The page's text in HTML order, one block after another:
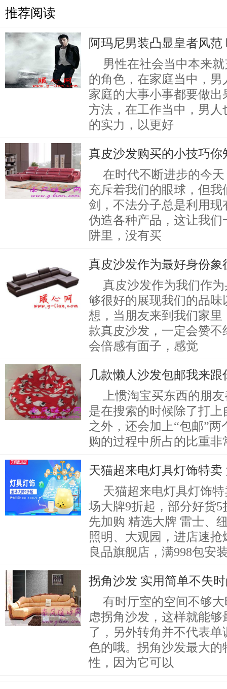
推荐阅读
阿玛尼男装凸显皇者风范
男性在社会当中本来
的角色，在家庭当中，
家庭的大事小事都要做
方法，在工作当中，男
的实力，以更好
真皮沙发购买的小技巧你
在时代不断进步的今
充斥着我们的眼球，但
剑，不法分子总是利用
伪造各种产品，这让我
阱里，没有买
真皮沙发作为最好身份象
真皮沙发作为我们作
够很好的展现我们的品味
想，当朋友来到我们家
款真皮沙发，一定会赞
会倍感有面子，感觉
几款懒人沙发包邮我来跟
上惯淘宝买东西的朋
是在搜索的时候除了打
之外，还会加上“包邮”
购的过程中所占的比重
天猫超来电灯具灯饰特卖
天猫超来电灯具灯饰
场大牌9折起，部分好货5
先加购 精选大牌 雷士、
照明、大观园，进店速抢
良品旗舰店，满998包安
拐角沙发 实用简单不失
有时厅室的空间不够
虑拐角沙发，这样就能
了，另外转角并不代表
色的哦。拐角沙发最大的
性，因为它可以